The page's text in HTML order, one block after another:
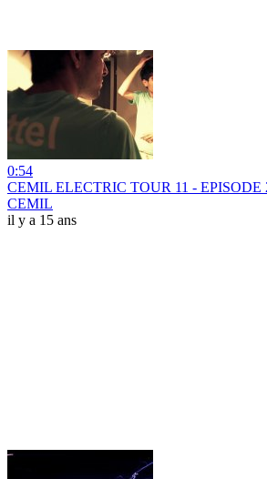
0:54
CEMIL ELECTRIC TOUR 11 - EPISODE
CEMIL
il y a 15 ans